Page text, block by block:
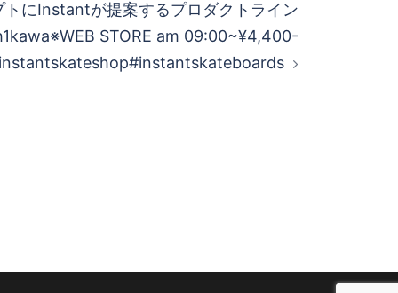
トにInstantが提案するプロダクトライン
STORE am 09:00~¥4,400-